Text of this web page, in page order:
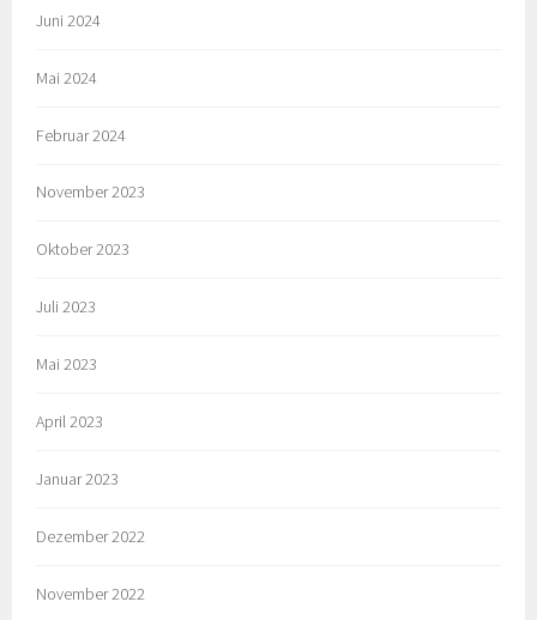
Juni 2024
Mai 2024
Februar 2024
November 2023
Oktober 2023
Juli 2023
Mai 2023
April 2023
Januar 2023
Dezember 2022
November 2022